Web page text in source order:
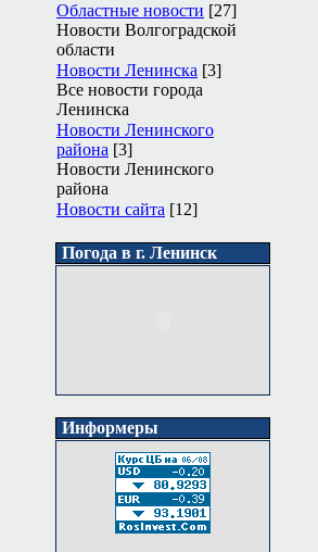
Областные новости [27]
Новости Волгоградской
области
Новости Ленинска [3]
Все новости города
Ленинска
Новости Ленинского
района [3]
Новости Ленинского
района
Новости сайта [12]
Погода в г. Ленинск
Информеры